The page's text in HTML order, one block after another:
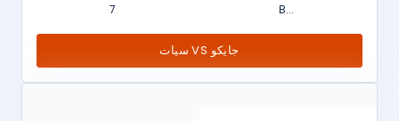
7
B...
سيات VS جايكو